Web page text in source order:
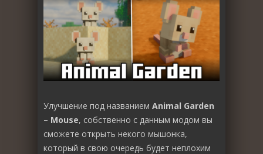
Улучшение под названием Animal Garden
– Mouse, собственно с данным модом вы
сможете открыть некого мышонка,
который в свою очередь будет неплохим